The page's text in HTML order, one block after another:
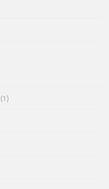
(1)